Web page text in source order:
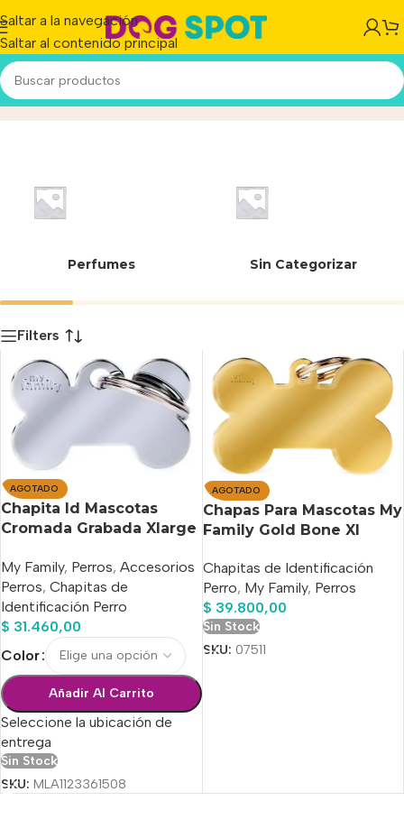
Saltar a la navegación
Saltar al contenido principal
4.8 cmInicio/Producto
Perfumes Sin Categorizar
Filters
AGOTADO
Chapita Id Mascotas
Cromada Grabada Xlarge
My Family, Perros, Accesorios
Perros, Chapitas de
Identificación Perro
$ 31.460,00
Color
Añadir Al Carrito
Seleccione la ubicación de
entrega
Sin Stock
SKU: MLA1123361508
AGOTADO
Chapas Para Mascotas My
Family Gold Bone Xl
Chapitas de Identificación
Perro, My Family, Perros
$ 39.800,00
Sin Stock
SKU: 07511